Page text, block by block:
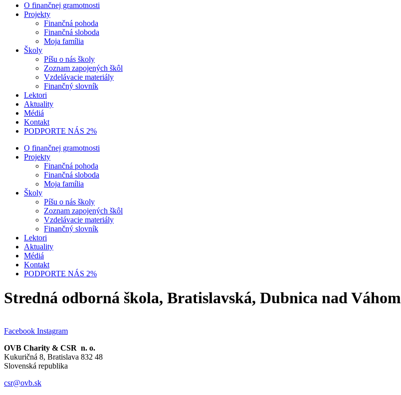
O finančnej gramotnosti
Projekty
Finančná pohoda
Finančná sloboda
Moja família
Školy
Píšu o nás školy
Zoznam zapojených škôl
Vzdelávacie materiály
Finančný slovník
Lektori
Aktuality
Médiá
Kontakt
PODPORTE NÁS 2%
O finančnej gramotnosti
Projekty
Finančná pohoda
Finančná sloboda
Moja família
Školy
Píšu o nás školy
Zoznam zapojených škôl
Vzdelávacie materiály
Finančný slovník
Lektori
Aktuality
Médiá
Kontakt
PODPORTE NÁS 2%
Stredná odborná škola, Bratislavská, Dubnica nad Váhom
Facebook Instagram
OVB Charity & CSR n. o.
Kukuričná 8, Bratislava 832 48
Slovenská republika
csr@ovb.sk